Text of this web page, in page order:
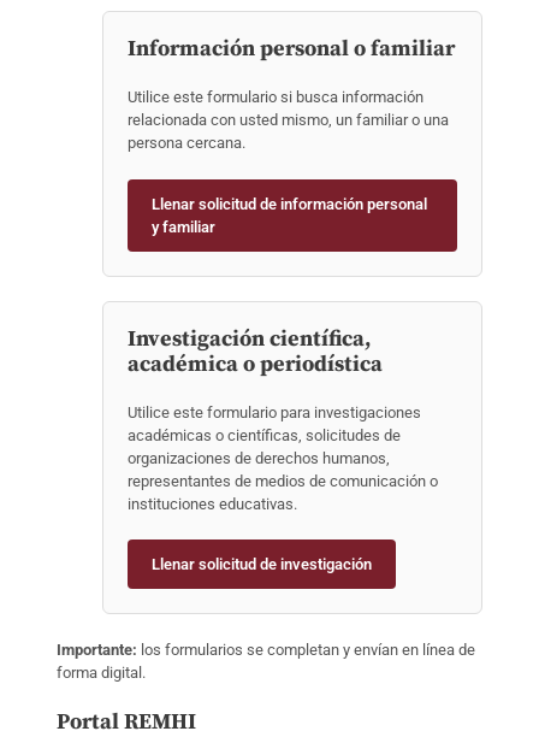
Información personal o familiar
Utilice este formulario si busca información
relacionada con usted mismo, un familiar o una
persona cercana.
Llenar solicitud de información personal
y familiar
Investigación científica,
académica o periodística
Utilice este formulario para investigaciones
académicas o científicas, solicitudes de
organizaciones de derechos humanos,
representantes de medios de comunicación o
instituciones educativas.
Llenar solicitud de investigación
Importante: los formularios se completan y envían en línea de
forma digital.
Portal REMHI